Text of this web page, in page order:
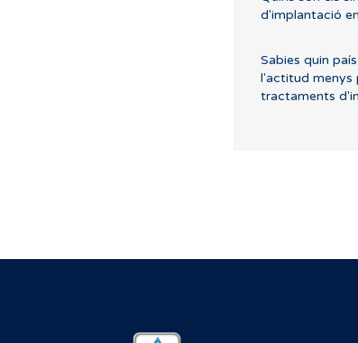
d'implantació
Sabies quin
l'actitud menys
tractaments